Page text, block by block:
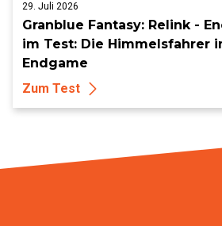
29. Juli 2026
Granblue Fantasy: Relink -
im Test: Die Himmelsfahrer
Endgame
Zum Test